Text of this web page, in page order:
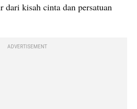
dari kisah cinta dan persatuan
ADVERTISEMENT